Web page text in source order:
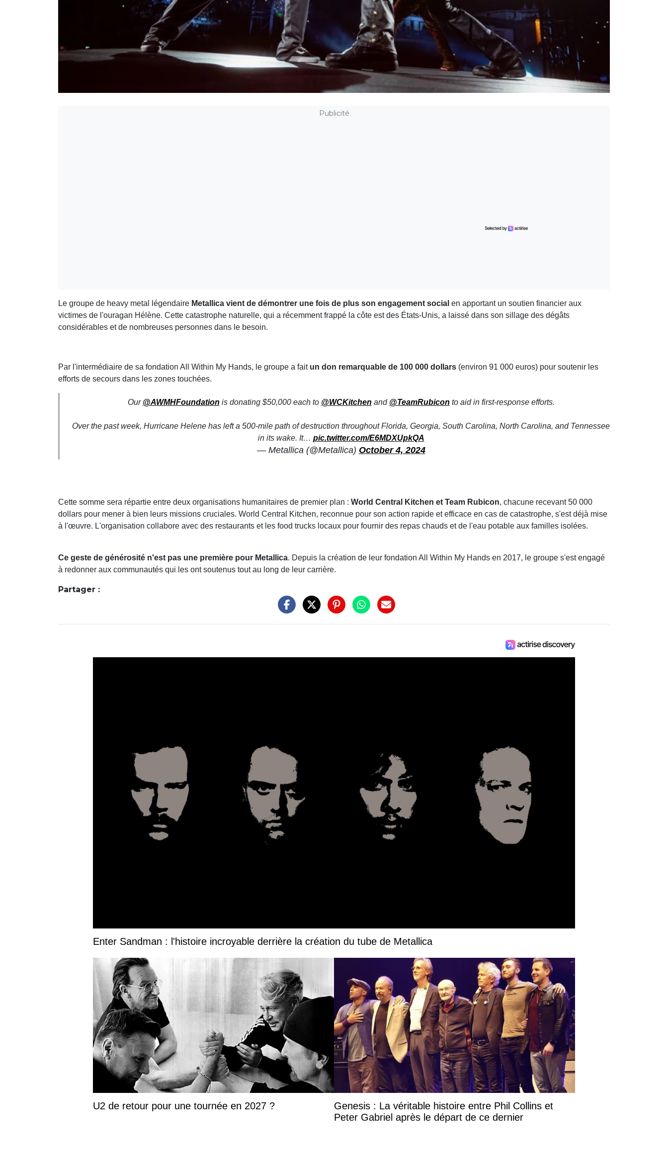
Publicité
Le groupe de heavy metal légendaire Metallica vient de démontrer une fois de plus son engagement social en apportant un soutien financier aux
victimes de l'ouragan Hélène. Cette catastrophe naturelle, qui a récemment frappé la côte est des États-Unis, a laissé dans son sillage des dégâts
considérables et de nombreuses personnes dans le besoin.
Par l'intermédiaire de sa fondation All Within My Hands, le groupe a fait un don remarquable de 100 000 dollars (environ 91 000 euros) pour soutenir les
efforts de secours dans les zones touchées.
Our @AWMHFoundation is donating $50,000 each to @WCKitchen and @TeamRubicon to aid in first-response efforts.
Over the past week, Hurricane Helene has left a 500-mile path of destruction throughout Florida, Georgia, South Carolina, North Carolina, and Tennessee
in its wake. It… pic.twitter.com/E6MDXUpkQA
— Metallica (@Metallica) October 4, 2024
Cette somme sera répartie entre deux organisations humanitaires de premier plan : World Central Kitchen et Team Rubicon, chacune recevant 50 000
dollars pour mener à bien leurs missions cruciales. World Central Kitchen, reconnue pour son action rapide et efficace en cas de catastrophe, s'est déjà mise
à l'œuvre. L'organisation collabore avec des restaurants et les food trucks locaux pour fournir des repas chauds et de l'eau potable aux familles isolées.
Ce geste de générosité n'est pas une première pour Metallica. Depuis la création de leur fondation All Within My Hands en 2017, le groupe s'est engagé
à redonner aux communautés qui les ont soutenus tout au long de leur carrière.
Partager :
Enter Sandman : l'histoire incroyable derrière la création du tube de Metallica
U2 de retour pour une tournée en 2027 ?
Genesis : La véritable histoire entre Phil Collins et
Peter Gabriel après le départ de ce dernier